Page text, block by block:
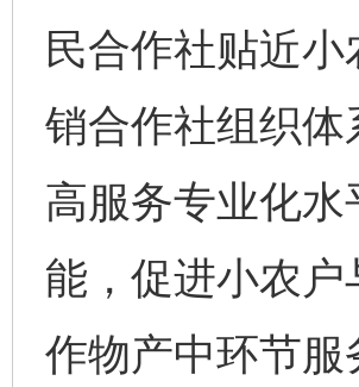
民合作社贴近
销合作社组织
高服务专业化
能，促进小农
作物产中环节